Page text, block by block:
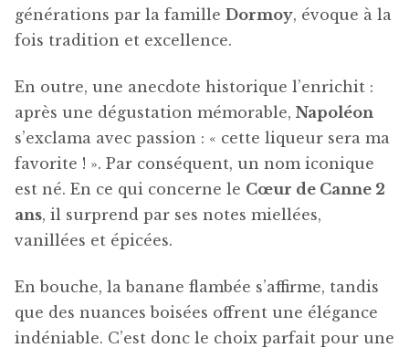
générations par la famille Dormoy, évoque à la
fois tradition et excellence.
En outre, une anecdote historique l’enrichit :
après une dégustation mémorable, Napoléon
s’exclama avec passion : « cette liqueur sera ma
favorite ! ». Par conséquent, un nom iconique
est né. En ce qui concerne le Cœur de Canne 2
ans, il surprend par ses notes miellées,
vanillées et épicées.
En bouche, la banane flambée s’affirme, tandis
que des nuances boisées offrent une élégance
indéniable. C’est donc le choix parfait pour une